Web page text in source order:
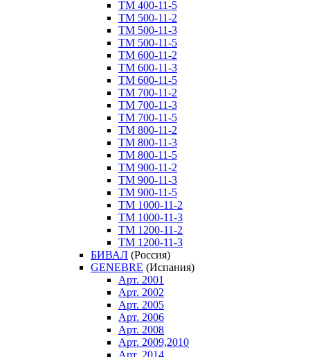
ТM 400-11-5
ТM 500-11-2
ТM 500-11-3
ТM 500-11-5
ТM 600-11-2
ТM 600-11-3
ТM 600-11-5
ТM 700-11-2
ТM 700-11-3
ТM 700-11-5
ТM 800-11-2
ТM 800-11-3
ТM 800-11-5
ТM 900-11-2
ТM 900-11-3
ТM 900-11-5
ТM 1000-11-2
ТM 1000-11-3
ТM 1200-11-2
ТM 1200-11-3
БИВАЛ (Россия)
GENEBRE (Испания)
Арт. 2001
Арт. 2002
Арт. 2005
Арт. 2006
Арт. 2008
Арт. 2009,2010
Арт. 2014